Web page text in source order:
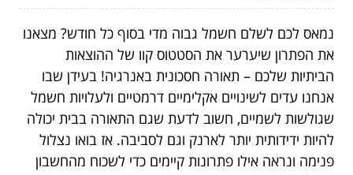
נמאס לכם לשלם חשמל גבוה מדי בסוף כל חודש? מצאנו
את הפתרון שיערער את הסטטוס קוו של ההוצאות
הביתיות שלכם – תאורה חסכונית באנרגיה! בעידן שבו
אנחנו עדים לשינויים אקלימיים דרמטיים ולעלויות חשמל
שגולשות לשמיים, חשוב לדעת שגם התאורה בבית יכולה
להיות ידידותית יותר לארנק וגם לסביבה. אז בואו נצלול
פנימה ונראה אילו פתרונות קיימים כדי לשכוח מהחשבון